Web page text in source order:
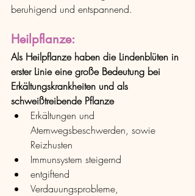
beruhigend und entspannend.
Heilpflanze:
Als Heilpflanze haben die Lindenblüten in
erster Linie eine große Bedeutung bei
Erkältungskrankheiten und als
schweißtreibende Pflanze
Erkältungen und
Atemwegsbeschwerden, sowie
Reizhusten
Immunsystem steigernd
entgiftend
Verdauungsprobleme,